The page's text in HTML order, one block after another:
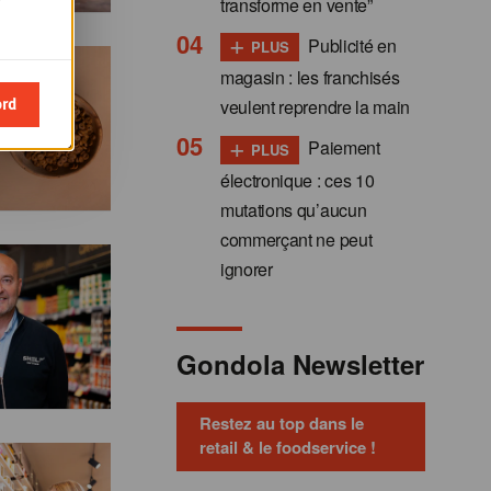
+ PLUS
Publicité en
magasin : les franchisés
veulent reprendre la main
+ PLUS
Paiement
électronique : ces 10
mutations qu’aucun
commerçant ne peut
ignorer
Gondola Newsletter
Restez au top dans le
retail & le foodservice !